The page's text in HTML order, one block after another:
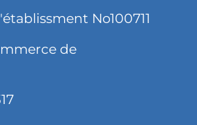
No100711
de